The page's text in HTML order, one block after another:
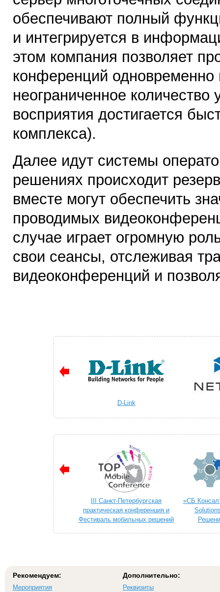
обеспечивают полный
и интегрируется в
этом компания позволяет
конференций одновременно
неограниченное
восприятия достигается
комплекса).
Далее идут системы
решениях происходит
вместе могут обеспечить
проводимых
случае играет огромную
свои сеансы, отслеживая
видеоконференций и
D-Link
III Санкт-Петербургская
практическая конференция и
Фестиваль мобильных решений
«СБ
Рекомендуем:
Мероприятия
Дополнительно:
Реквизиты